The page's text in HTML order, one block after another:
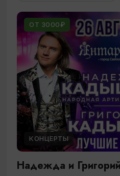
ОТ 3000₽
КОНЦЕРТЫ
Надежда и